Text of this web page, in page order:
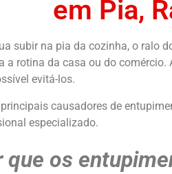
em Pia,
subir na pia da cozinha, o ralo
rotina da casa ou do
evitá-los.
causadores de
especializado.
que os